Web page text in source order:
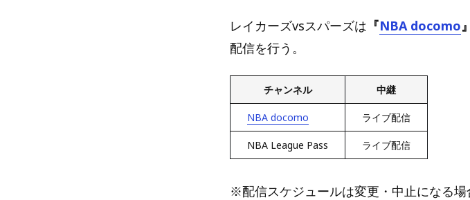
レイカーズvsスパーズは 『NBA docomo 』
配信を行う。
チャンネル 中継
NBA docomo ライブ配信
NBA League Pass ライブ配信
※配信スケジュールは変更・中止になる